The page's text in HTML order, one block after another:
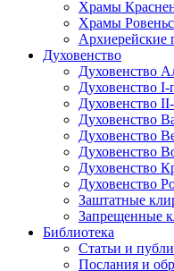
Храмы
Храмы
Архиерейские
Духовенство
Духовенство
Духовенство
Духовенство
Духовенство
Духовенство
Духовенство
Духовенство
Духовенство
Заштатные
Запрещенные
Библиотека
Статьи и
Послания и